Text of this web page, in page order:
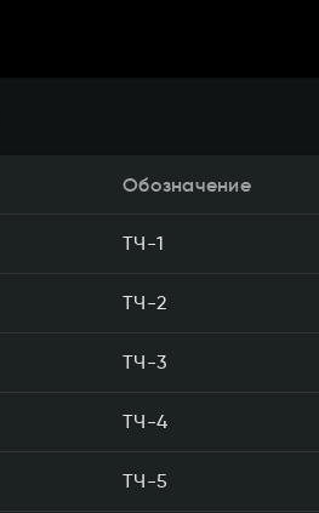
Обозначение
ТЧ-1
ТЧ-2
ТЧ-3
ТЧ-4
ТЧ-5